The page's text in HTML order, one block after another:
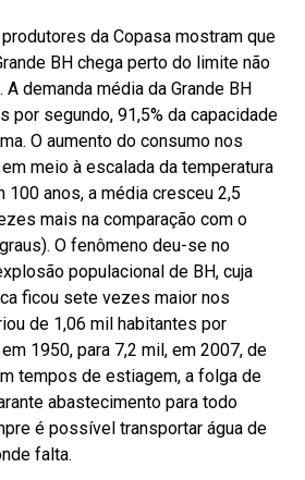
da Copasa mostram que
BH chega perto do limite não
demanda média da Grande BH
por segundo, 91,5% da capacidade
O aumento do consumo nos
meio à escalada da temperatura
100 anos, a média cresceu 2,5
mais na comparação com o
O fenômeno deu-se no
populacional de BH, cuja
ficou sete vezes maior nos
de 1,06 mil habitantes por
1950, para 7,2 mil, em 2007, de
tempos de estiagem, a folga de
abastecimento para todo
é possível transportar água de
falta.